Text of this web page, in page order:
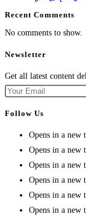
Recent Comments
No comments to show.
Newsletter
Get all latest content
Follow Us
Opens in a new
Opens in a new
Opens in a new
Opens in a new
Opens in a new
Opens in a new